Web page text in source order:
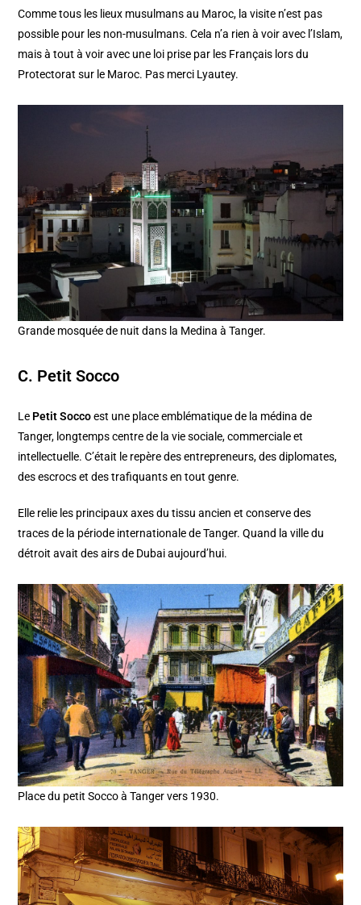
Comme tous les lieux musulmans au Maroc, la visite n’est pas
possible pour les non-musulmans. Cela n’a rien à voir avec l’Islam,
mais à tout à voir avec une loi prise par les Français lors du
Protectorat sur le Maroc. Pas merci Lyautey.
Grande mosquée de nuit dans la Medina à Tanger.
C. Petit Socco
Le Petit Soccoest une place emblématique de la médina de
Tanger, longtemps centre de la vie sociale, commerciale et
intellectuelle. C’était le repère des entrepreneurs, des diplomates,
des escrocs et des trafiquants en tout genre.
Elle relie les principaux axes du tissu ancien et conserve des
traces de la période internationale de Tanger. Quand la ville du
détroit avait des airs de Dubai aujourd’hui.
Place du petit Socco à Tanger vers 1930.